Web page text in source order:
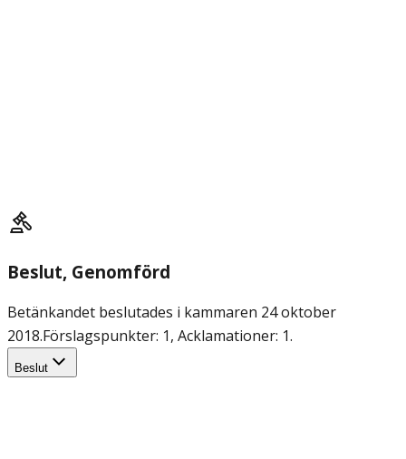
Beslut, Genomförd
Betänkandet beslutades i kammaren 24 oktober
2018.Förslagspunkter: 1, Acklamationer: 1.
Beslut